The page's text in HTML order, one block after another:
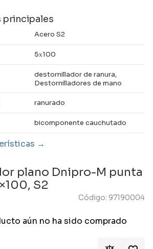
principales
Acero S2
5х100
destornillador de ranura,
Destornilladores de mano
ranurado
bicomponente cauchutado
plano Dnipro-M punta
S2
Código: 97190004
aún no ha sido comprado